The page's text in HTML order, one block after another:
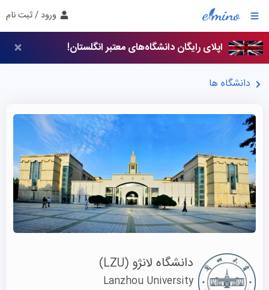
ورود / ثبت نام
اپلای رایگان دانشگاه‌های معتبر انگلستان!
دانشگاه ها
دانشگاه لانژو (LZU)
Lanzhou University